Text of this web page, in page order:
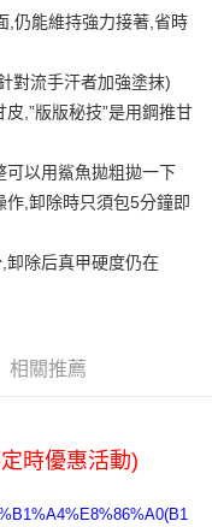
,仍能維持強力接著,省時
對流手汗者加強塗抹)
,”版版秘技”是用鋼推甘
可以用鯊魚拋粗拋一下
,卸除時只須包5分鐘即
卸除后真甲硬度仍在
相關推薦
時優惠活動)